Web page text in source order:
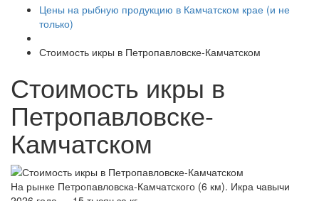
Цены на рыбную продукцию в Камчатском крае (и не
только)
Стоимость икры в Петропавловске-Камчатском
Стоимость икры в
Петропавловске-
Камчатском
На рынке Петропавловска-Камчатского (6 км). Икра чавычи